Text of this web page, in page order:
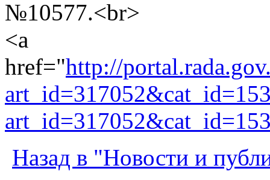
№10577.<br>
<a
href="http://
Назад в "Новости и